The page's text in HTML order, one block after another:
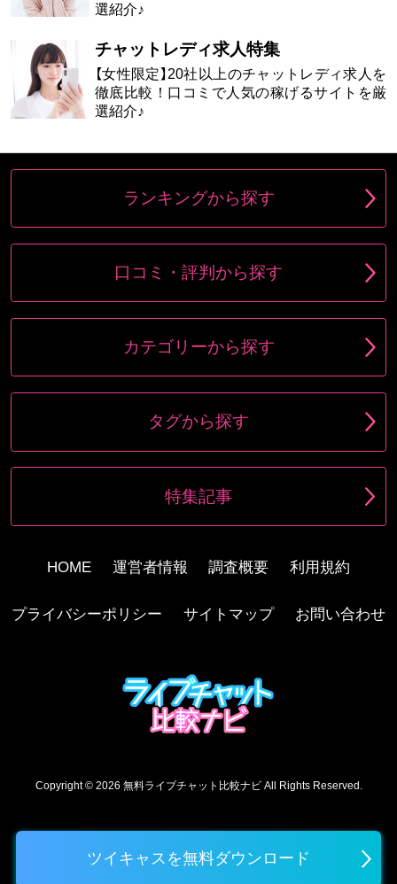
ツイキャスを無料ダウンロード
選紹介♪
チャットレディ求人特集
【女性限定】20社以上のチャットレディ求人を
徹底比較！口コミで人気の稼げるサイトを厳
選紹介♪
ランキングから探す
口コミ・評判から探す
カテゴリーから探す
タグから探す
特集記事
HOME 運営者情報 調査概要 利用規約
プライバシーポリシー サイトマップ お問い合わせ
Copyright © 2026 無料ライブチャット比較ナビAll Rights Reserved.